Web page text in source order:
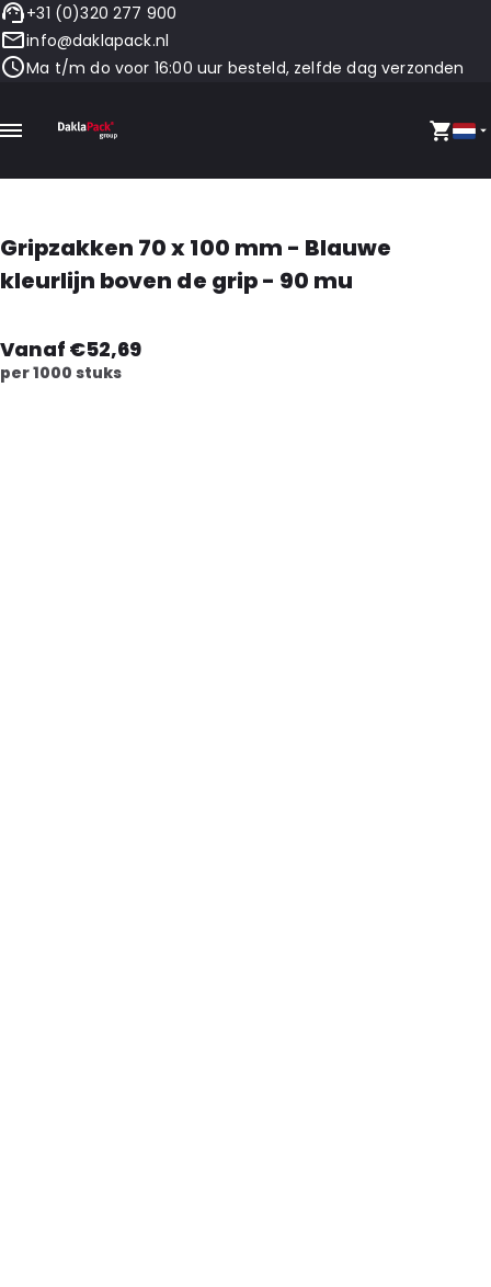
+31 (0)320 277 900
info@daklapack.nl
Ma t/m do voor 16:00 uur besteld, zelfde dag verzonden
Gripzakken 70 x 100 mm - Blauwe
kleurlijn boven de grip - 90 mu
Vanaf €52,69
per 1000 stuks